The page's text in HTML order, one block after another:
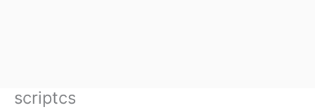
scriptcs